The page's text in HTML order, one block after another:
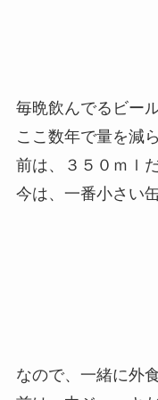
毎晩飲んでるビー
ここ数年で量を減
前は、３５０ｍｌ
今は、一番小さい
なので、一緒に外